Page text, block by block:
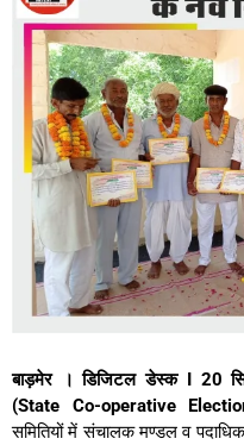
बाड़मेर । डिजिटल डेस्क I 20
(State Co-operative
समितियों में संचालक मण्डल व